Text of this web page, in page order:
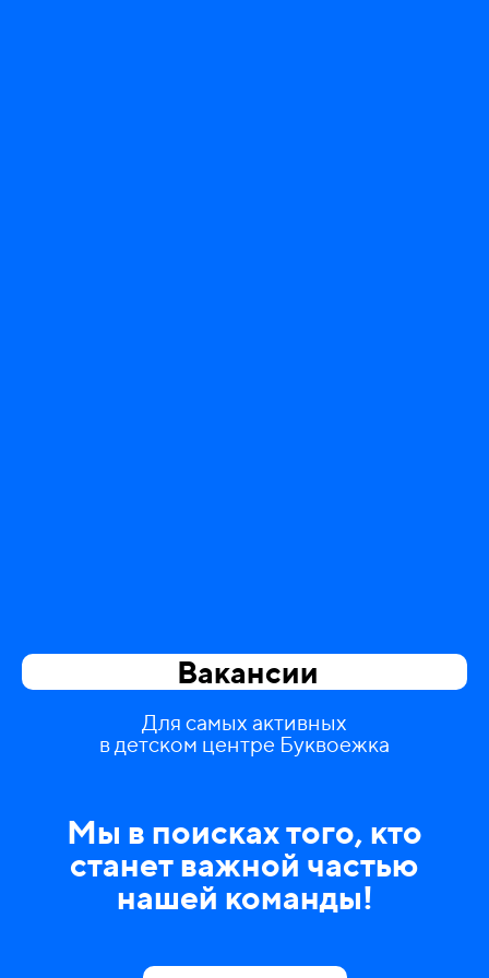
Вакансии
Для самых активных
в детском центре Буквоежка
Мы в поисках того, кто
станет важной частью
нашей команды!